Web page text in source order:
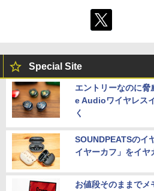
Special Site
エントリーなのに
e Audioワイヤレス
く
SOUNDPEATSのイ
イヤーカフ」をイヤ
お値段そのままで